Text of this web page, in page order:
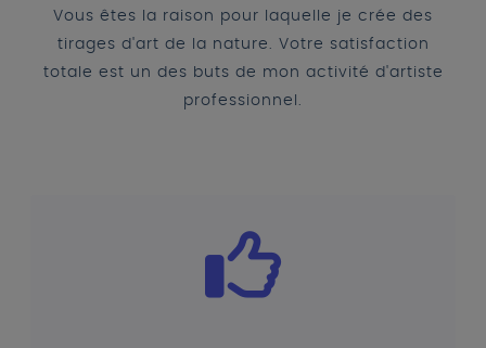
Vous êtes la raison pour laquelle je crée des
tirages d'art de la nature. Votre satisfaction
totale est un des buts de mon activité d'artiste
professionnel.